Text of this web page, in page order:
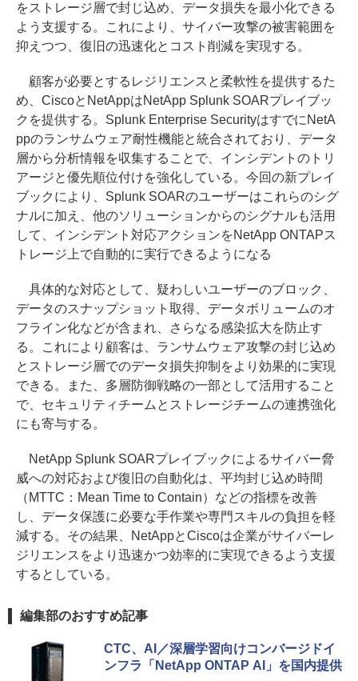
をストレージ層で封じ込め、データ損失を最小化できる
よう支援する。これにより、サイバー攻撃の被害範囲を
抑えつつ、復旧の迅速化とコスト削減を実現する。
顧客が必要とするレジリエンスと柔軟性を提供するた
め、CiscoとNetAppはNetApp Splunk SOARプレイブッ
クを提供する。Splunk Enterprise SecurityはすでにNetA
ppのランサムウェア耐性機能と統合されており、データ
層から分析情報を収集することで、インシデントのトリ
アージと優先順位付けを強化している。今回の新プレイ
ブックにより、Splunk SOARのユーザーはこれらのシグ
ナルに加え、他のソリューションからのシグナルも活用
して、インシデント対応アクションをNetApp ONTAPス
トレージ上で自動的に実行できるようになる
具体的な対応として、疑わしいユーザーのブロック、
データのスナップショット取得、データボリュームのオ
フライン化などが含まれ、さらなる感染拡大を防止す
る。これにより顧客は、ランサムウェア攻撃の封じ込め
とストレージ層でのデータ損失抑制をより効果的に実現
できる。また、多層防御戦略の一部として活用すること
で、セキュリティチームとストレージチームの連携強化
にも寄与する。
NetApp Splunk SOARプレイブックによるサイバー脅
威への対応および復旧の自動化は、平均封じ込め時間
（MTTC：Mean Time to Contain）などの指標を改善
し、データ保護に必要な手作業や専門スキルの負担を軽
減する。その結果、NetAppとCiscoは企業がサイバーレ
ジリエンスをより迅速かつ効率的に実現できるよう支援
するとしている。
編集部のおすすめ記事
CTC、AI／深層学習向けコンバージドイ
ンフラ「NetApp ONTAP AI」を国内提供